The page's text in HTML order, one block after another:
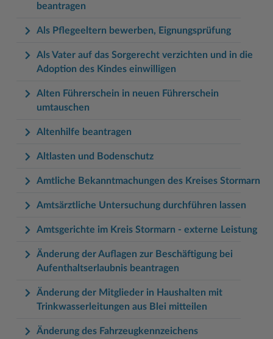
beantragen
Als Pflegeeltern bewerben, Eignungsprüfung
Als Vater auf das Sorgerecht verzichten und in die
Adoption des Kindes einwilligen
Alten Führerschein in neuen Führerschein
umtauschen
Altenhilfe beantragen
Altlasten und Bodenschutz
Amtliche Bekanntmachungen des Kreises Stormarn
Amtsärztliche Untersuchung durchführen lassen
Amtsgerichte im Kreis Stormarn - externe Leistung
Änderung der Auflagen zur Beschäftigung bei
Aufenthaltserlaubnis beantragen
Änderung der Mitglieder in Haushalten mit
Trinkwasserleitungen aus Blei mitteilen
Änderung des Fahrzeugkennzeichens